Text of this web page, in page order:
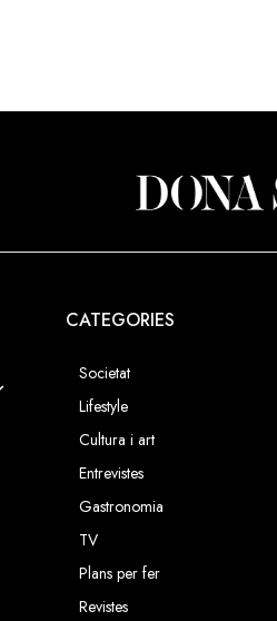
CATEGORIES
Societat
Lifestyle
Cultura i art
Entrevistes
Gastronomia
TV
Plans per fer
Revistes